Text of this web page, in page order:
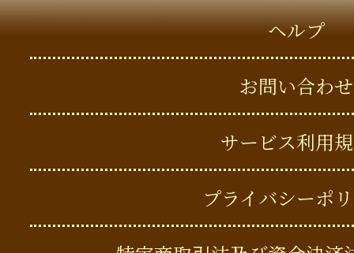
ヘルプ
お問い合わせ
サービス利用
プライバシーポ